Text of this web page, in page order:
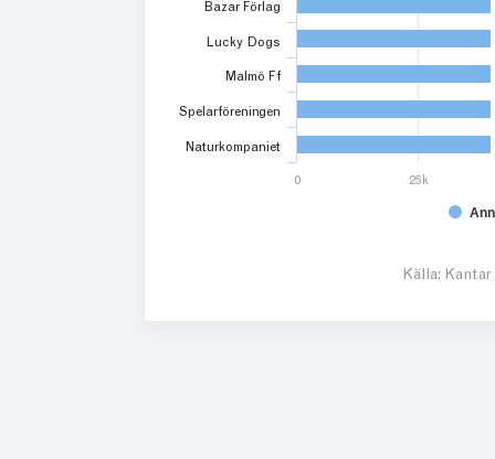
Bazar Förlag
Lucky Dogs
Malmö Ff
Spelarföreningen
Naturkompaniet
0 25k
Källa: Kantar